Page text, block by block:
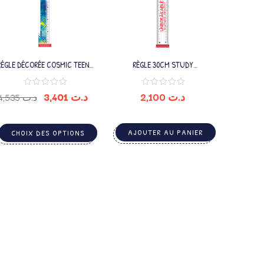
DÉCORÉE COSMIC TEENS
30CM
د.ت4,535 د.ت
CHOIX DES OPTIONS
RÈGLE 30CM STUDY
UNBREAKABLE TRANS FLOW
د.ت
AJOUTER AU PANIER